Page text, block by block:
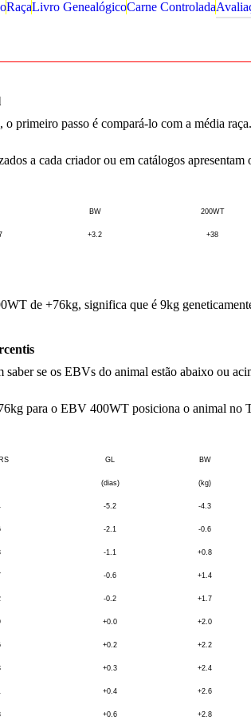
RaçaLivro GenealógicoCarne Controlada
primeiro passo é compará-lo com a média
a cada criador ou em catálogos
BW 200WT
+3.2 +38
de +76kg, significa que é 9kg
se os EBVs do animal estão abaixo ou
para o EBV 400WT posiciona o animal no
GL BW
(dias) (kg)
-5.2 -4.3
-2.1 -0.6
-1.1 +0.8
-0.6 +1.4
-0.2 +1.7
+0.0 +2.0
+0.2 +2.2
+0.3 +2.4
+0.4 +2.6
+0.6 +2.8